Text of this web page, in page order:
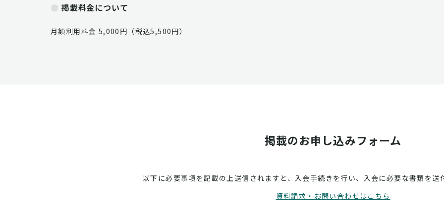
掲載料金について
月額利用料金 5,000円（税込5,500円）
掲載のお申し込みフォーム
以下に必要事項を記載の上送信されますと、入会手続きを行い、入会に必要な書類を送
資料請求・お問い合わせはこちら